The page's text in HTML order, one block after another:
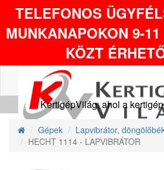
TELEFONOS
MUNKANAPOKON 9-
KÖZT
KertigépVilág, ahol a
Gépek
Lapvibrátor,
HECHT 1114 - LAPVIBRÁTOR